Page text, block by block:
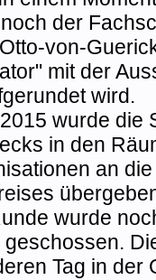
der
von-
mit der
wird.
wurde die
in den
an
wurde
Tag in der